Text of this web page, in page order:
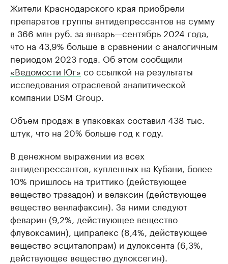
Жители Краснодарского края приобрели
препаратов группы антидепрессантов на сумму
в 366 млн руб. за январь—сентябрь 2024 года,
что на 43,9% больше в сравнении с аналогичным
периодом 2023 года. Об этом сообщили
«Ведомости Юг» со ссылкой на результаты
исследования отраслевой аналитической
компании DSM Group.
Объем продаж в упаковках составил 438 тыс.
штук, что на 20% больше год к году.
В денежном выражении из всех
антидепрессантов, купленных на Кубани, более
10% пришлось на триттико (действующее
вещество тразадон) и велаксин (действующее
вещество венлафаксин). За ними следуют
феварин (9,2%, действующее вещество
флувоксамин), ципралекс (8,4%, действующее
вещество эсциталопрам) и дулоксента (6,3%,
действующее вещество дулоксегин).